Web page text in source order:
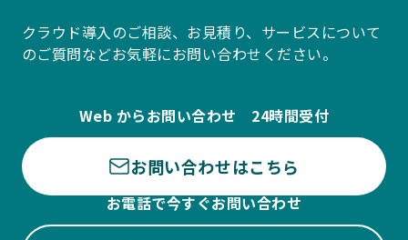
クラウド導入のご相談、お見積り、サービスについて
のご質問などお気軽にお問い合わせください。
Web からお問い合わせ 24時間受付
お問い合わせはこちら
お電話で今すぐお問い合わせ